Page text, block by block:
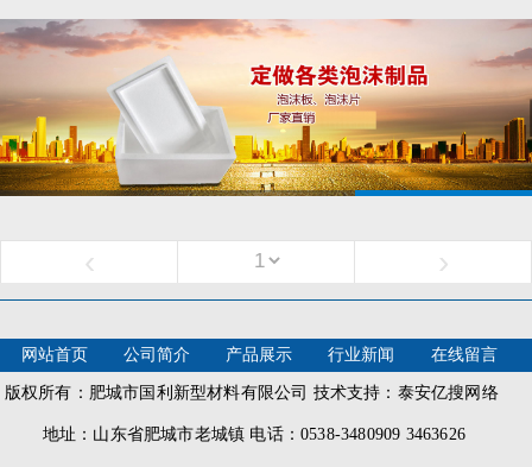
‹ ›
网站首页 公司简介 产品展示 行业新闻 在线留言
版权所有：肥城市国利新型材料有限公司 技术支持：泰安亿搜网络
地址：山东省肥城市老城镇 电话：0538-3480909 3463626